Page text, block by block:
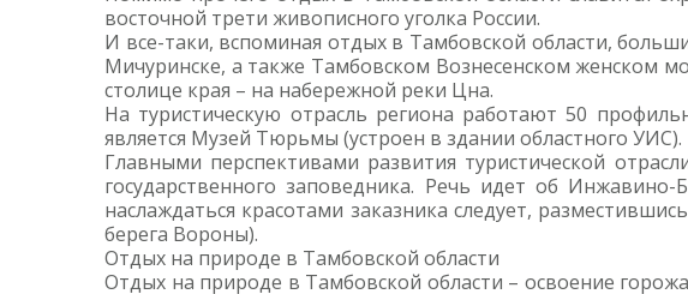
восточной трети живописного уголка России.
И все-таки, вспоминая отдых в Тамбовской области,
Мичуринске, а также Тамбовском Вознесенском женском
столице края – на набережной реки Цна.
На туристическую отрасль региона работают 50
является Музей Тюрьмы (устроен в здании областного УИС).
Главными перспективами развития туристической
государственного заповедника. Речь идет об
наслаждаться красотами заказника следует,
берега Вороны).
Отдых на природе в Тамбовской области
Отдых на природе в Тамбовской области – освоение